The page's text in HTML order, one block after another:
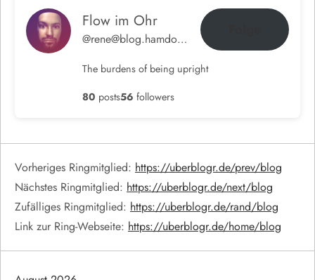
Flow im Ohr
@rene@blog.hamdorf.org
The burdens of being upright
80 posts56 followers
Vorheriges Ringmitglied: https://uberblogr.de/prev/blog
Nächstes Ringmitglied: https://uberblogr.de/next/blog
Zufälliges Ringmitglied: https://uberblogr.de/rand/blog
Link zur Ring-Webseite: https://uberblogr.de/home/blog